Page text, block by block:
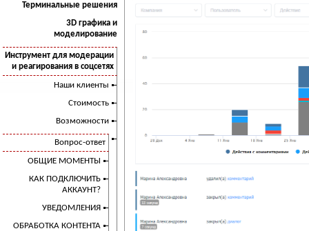
Терминальные решения
3D графика и
моделирование
Инструмент для модерации
и реагирования в соцсетях
Наши клиенты
Стоимость
Возможности
Вопрос-ответ
ОБЩИЕ МОМЕНТЫ
КАК ПОДКЛЮЧИТЬ
АККАУНТ?
УВЕДОМЛЕНИЯ
ОБРАБОТКА КОНТЕНТА